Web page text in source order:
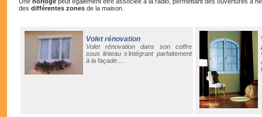
des différentes zonesde la maison.
Volet rénovation
Volet rénovation dans son coffre
sous linteau s'intégrant parfaitement
à la façade....